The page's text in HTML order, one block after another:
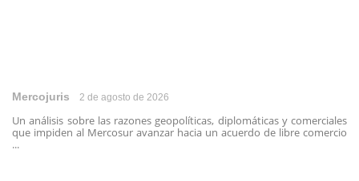
Mercojuris 2 de agosto de 2026
Un análisis sobre las razones geopolíticas, diplomáticas y comerciales
que impiden al Mercosur avanzar hacia un acuerdo de libre comercio
...